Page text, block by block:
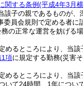
関する条例(平成4年3月
該子の親であるものが、
員会規則で定める者
の正常な運営を妨げる
るところにより、当
1項に規定する勤務(災害
るところにより、当
て24時間、1年につい